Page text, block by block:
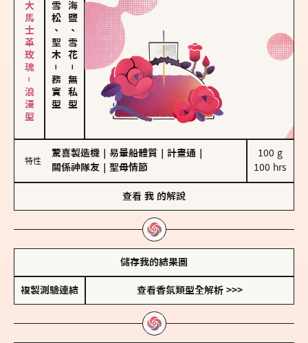
大馬士革玫瑰－浪漫型 雪松、聖木
－
務實型
海鹽、雪花
－
無私型
特性
驚喜製造機 易暈船體質 計畫通
關係神隊友
聖母情節
100 g
100 hrs
查看 我 的解說
儲存我的結果圖
複製測驗連結 查看香氛類型全解析 >>>